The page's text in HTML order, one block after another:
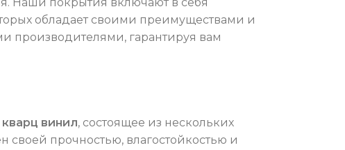
обладает своими преимуществами и
производителями, гарантируя вам
винил, состоящее из нескольких
своей прочностью, влагостойкостью и